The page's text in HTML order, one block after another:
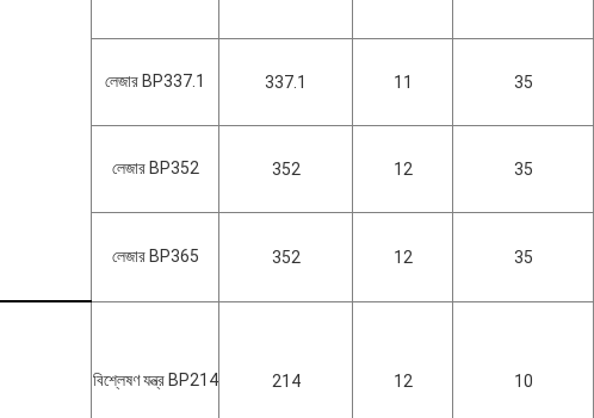
লেজার BP337.1 337.1 11 35
লেজার BP352 352 12 35
লেজার BP365 352 12 35
বিশ্লেষণ যন্ত্র BP214 214 12 10